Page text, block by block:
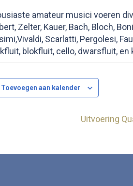
amateur musici voeren
Zelter, Kauer, Bach, Bloch,
Scarlatti, Pergolesi,
blokfluit, cello, dwarsfluit, en
Toevoegen aan kalender
Uitvoering